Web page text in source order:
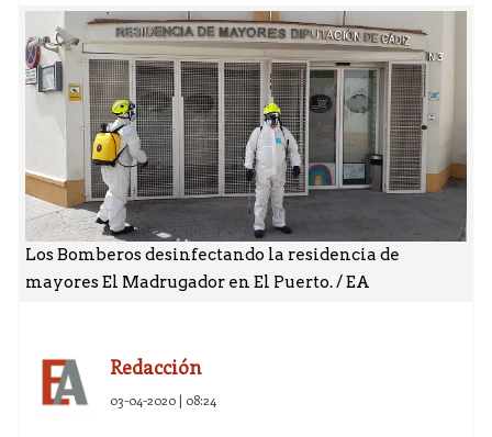
Los Bomberos desinfectando la residencia de
mayores El Madrugador en El Puerto. / EA
Redacción
03-04-2020 | 08:24